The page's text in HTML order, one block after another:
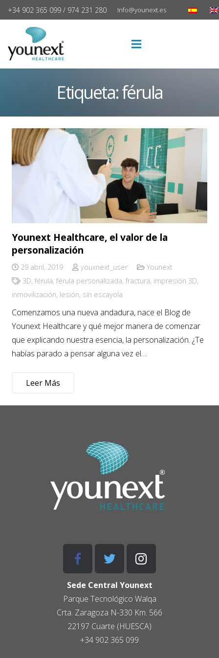
+34 902 365 099 / 974 231 280 Info@younext.es
Etiqueta:férula
Younext Healthcare, el valor de la
personalización
29 abril, 2019 youxnext_user
Younext
3D, férula, férula personalizada, fractura, impresión 3D,
inmovilización, lesión, sin escayola
Comenzamos una nueva andadura, nace el Blog de
Younext Healthcare y qué mejor manera de comenzar
que explicando nuestra esencia, la personalización. ¿Te
habías parado a pensar alguna vez el…
Leer Más
Sede Central Younext
Parque Tecnológico Walqa
Crta. Zaragoza N-330 Km. 566
22197 Cuarte (HUESCA)
+34 902 365 099